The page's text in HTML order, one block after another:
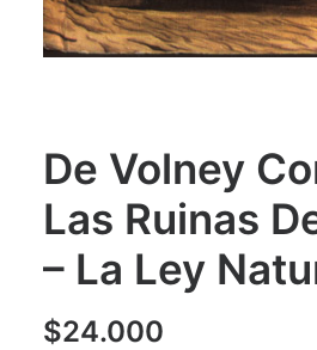
CART
De Volney
Las Ruinas
– La Ley
$24.000